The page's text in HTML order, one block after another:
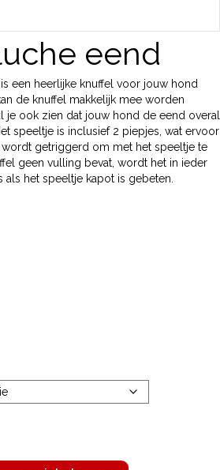
eend
een heerlijke knuffel voor jouw hond
de knuffel makkelijk mee worden
je ook zien dat jouw hond de eend overal
speeltje is inclusief 2 piepjes, wat ervoor
getriggerd om met het speeltje te
geen vulling bevat, wordt het in ieder
het speeltje kapot is gebeten.